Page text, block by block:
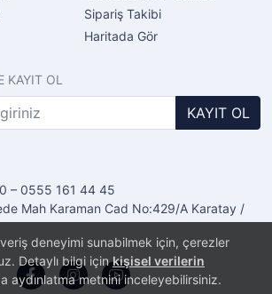
deneyimi sunabilmek için, çerezler
Detaylı bilgi içinkişisel verilerin
aydınlatma metnini inceleyebilirsiniz.
Sipariş Takibi
Haritada Gör
KAYIT OL
KAYIT OL
– 0555 161 44 45
Mah Karaman Cad No:429/A Karatay /